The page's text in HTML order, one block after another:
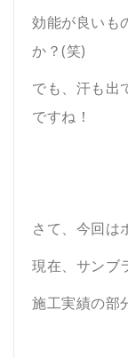
効能が良いも
か？(笑)
でも、汗も出
ですね！
さて、今回は
現在、サンブ
施工実績の部